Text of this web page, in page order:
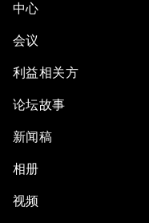
中心
会议
利益相关方
论坛故事
新闻稿
相册
视频